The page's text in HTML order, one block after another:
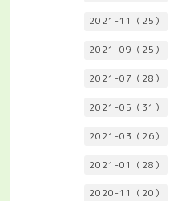
2021-11（25）
2021-09（25）
2021-07（28）
2021-05（31）
2021-03（26）
2021-01（28）
2020-11（20）